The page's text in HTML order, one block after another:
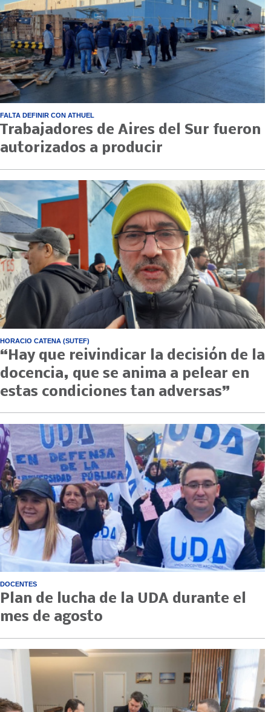
FALTA DEFINIR CON ATHUEL
Trabajadores de Aires del Sur fueron
autorizados a producir
HORACIO CATENA (SUTEF)
“Hay que reivindicar la decisión de la
docencia, que se anima a pelear en
estas condiciones tan adversas”
DOCENTES
Plan de lucha de la UDA durante el
mes de agosto